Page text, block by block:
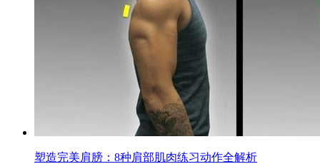
塑造完美肩膀：8种肩部肌肉练习动作全解析